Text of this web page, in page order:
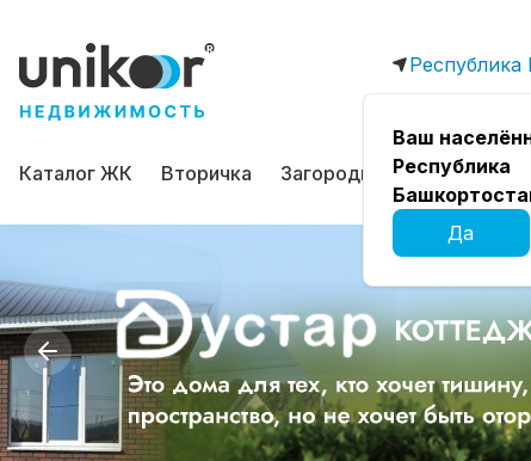
Ваш
Республика
Да
Каталог ЖК Вторичка Загородная